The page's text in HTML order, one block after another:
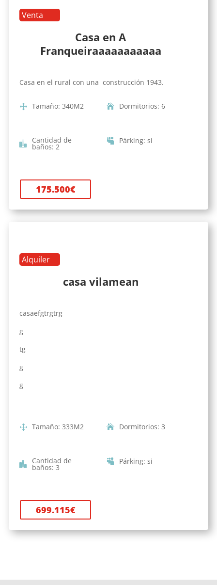
Venta
Casa en A
Franqueiraaaaaaaaaaa
Casa en el rural con una construcción 1943.
Tamaño: 340M2 Dormitorios: 6
Cantidad de
baños: 2
Párking: si
175.500€
Alquiler
casa vilamean
casaefgtrgtrg
g
tg
g
g
Tamaño: 333M2 Dormitorios: 3
Cantidad de
baños: 3
Párking: si
699.115€